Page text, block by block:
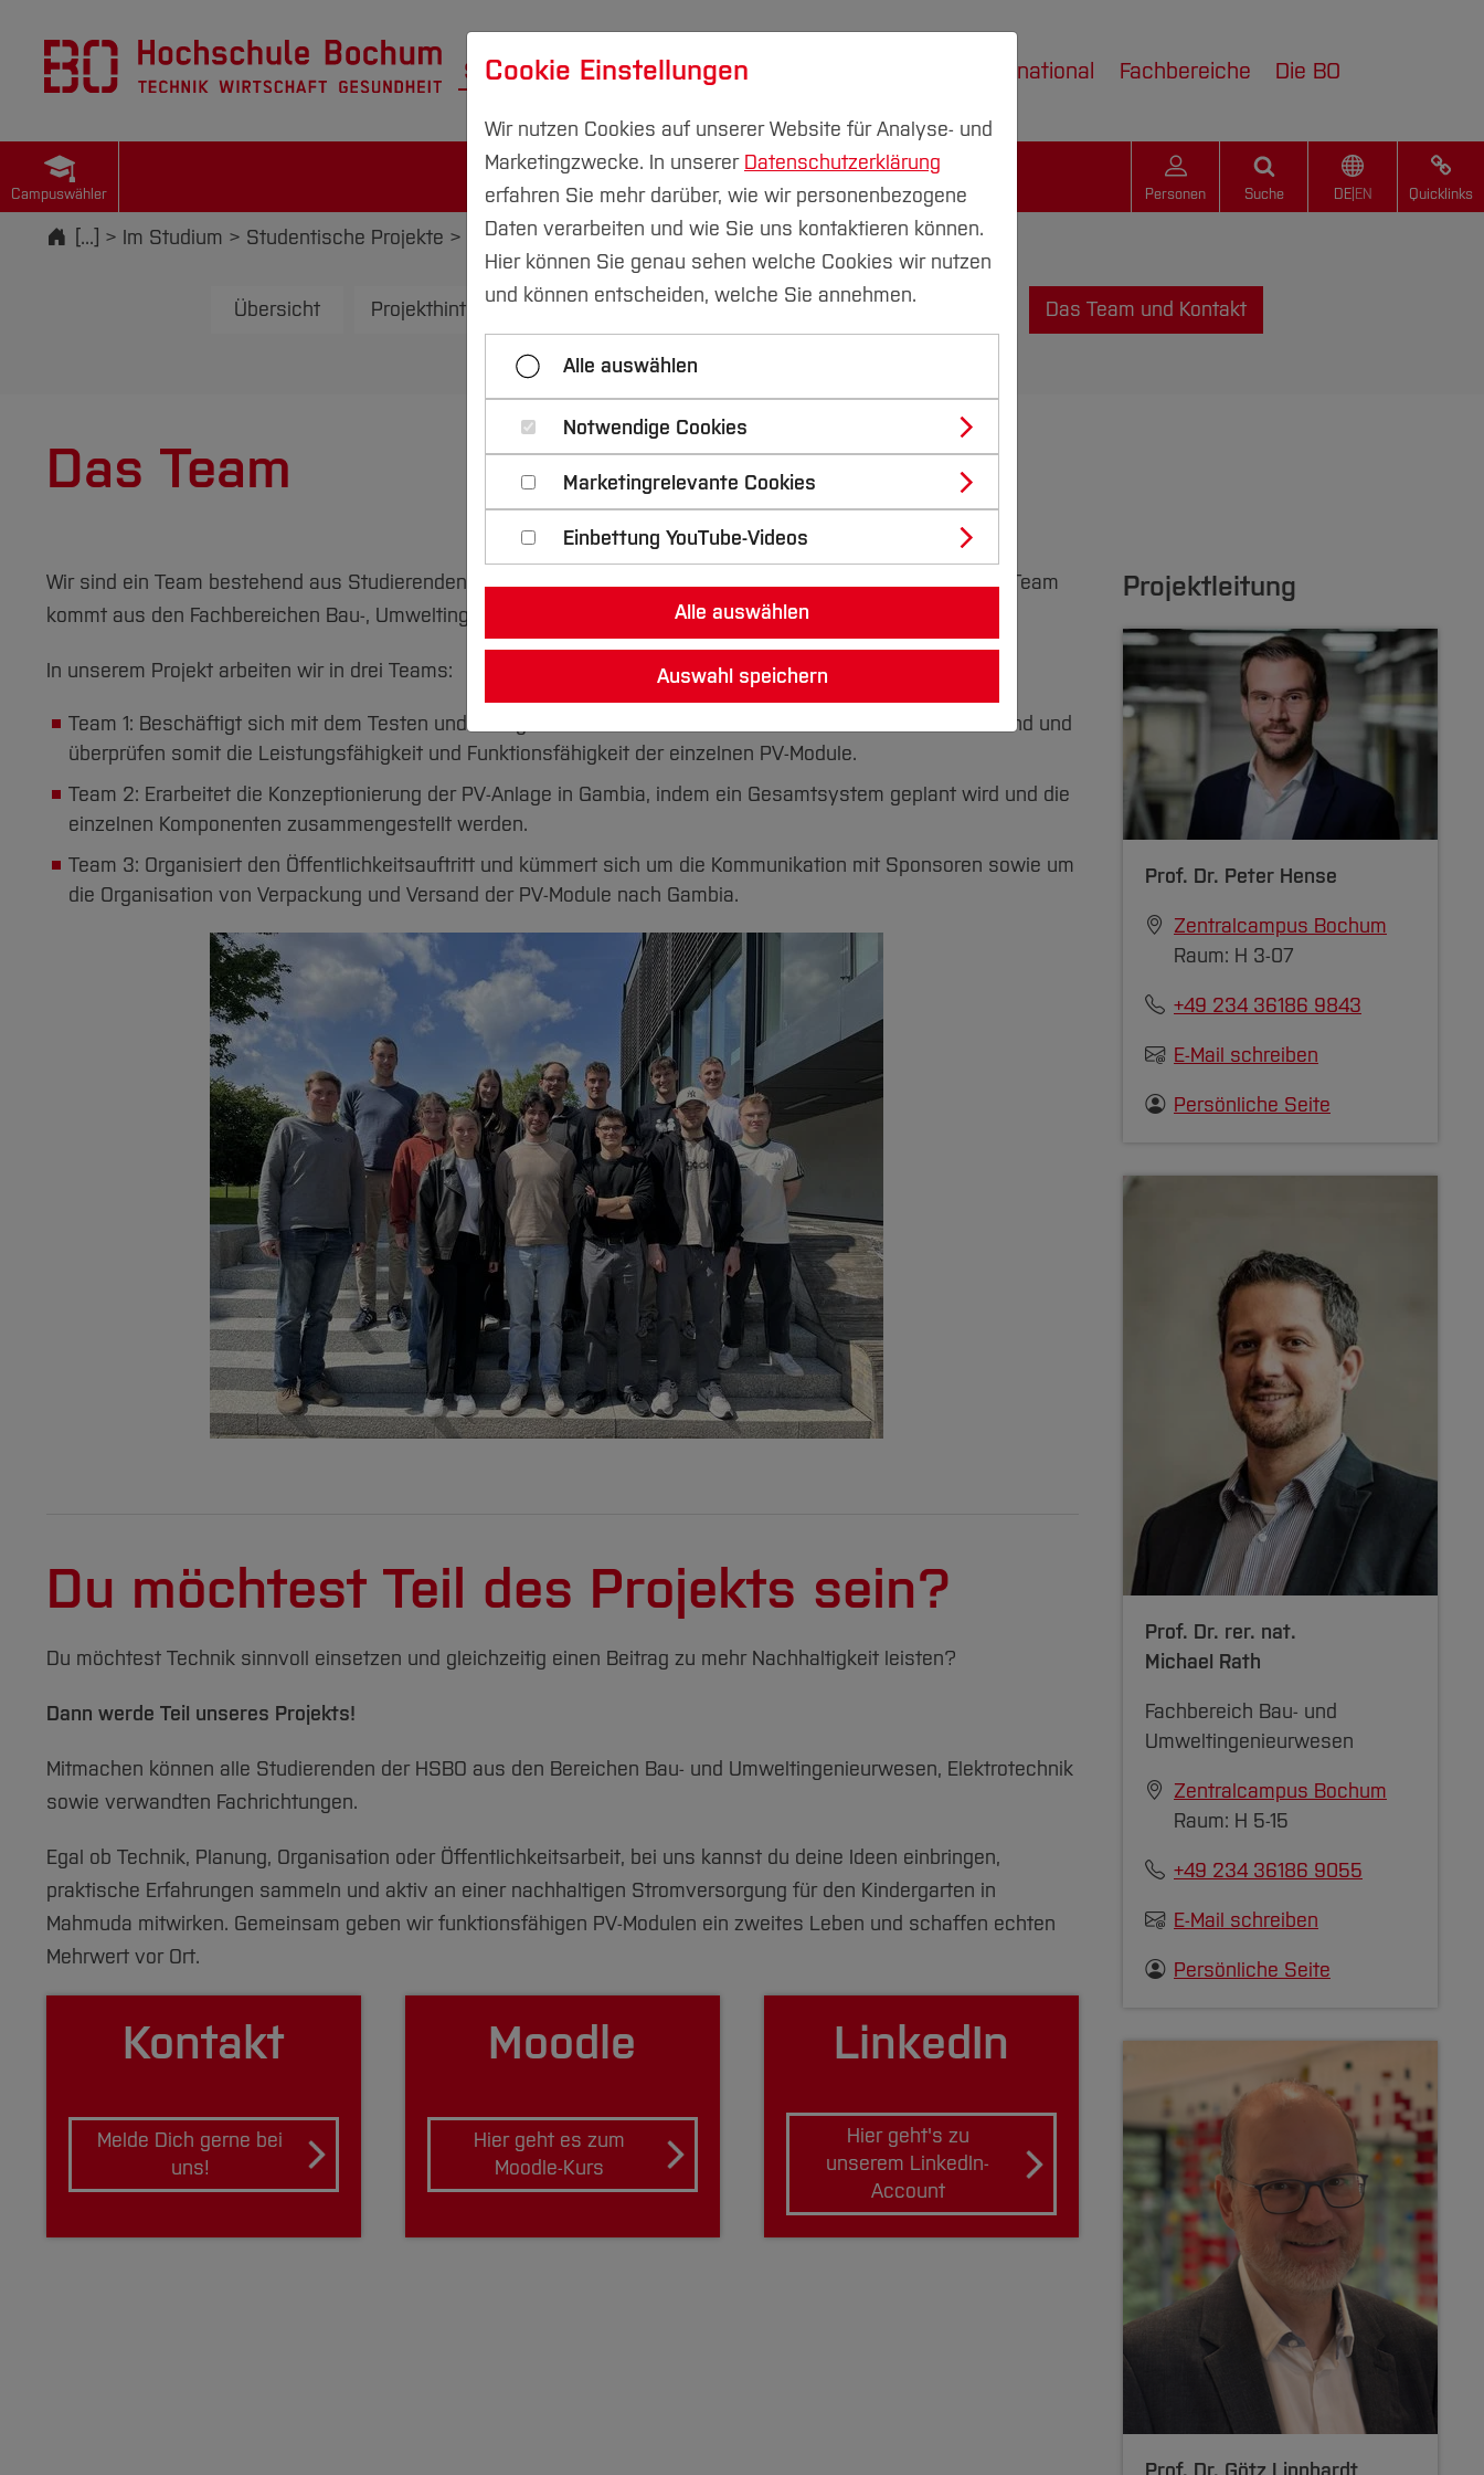
Studium Forschung & Transfer International Fachbereiche Die BO
Campuswähler Personen Suche DE| EN Quicklinks
Startseite
[...] Im Studium Studentische Projekte Photovoltaik in Gambia Das Team und Kontakt
Übersicht Projekthintergrund Unser Partner und Spender Aktueller Stand Das Team und Kontakt
Das Team
Wir sind ein Team bestehend aus Studierenden, wissenschaftlichen Mitarbeitenden und Professoren. Unser Team
kommt aus den Fachbereichen Bau-, Umweltingenieurwesen und Elektrotechnik.
In unserem Projekt arbeiten wir in drei Teams:
Team 1: Beschäftigt sich mit dem Testen und Reinigen der Module. Sie definieren und bauen einen Teststand und
überprüfen somit die Leistungsfähigkeit und Funktionsfähigkeit der einzelnen PV-Module.
Team 2: Erarbeitet die Konzeptionierung der PV-Anlage in Gambia, indem ein Gesamtsystem geplant wird und die
einzelnen Komponenten zusammengestellt werden.
Team 3: Organisiert den Öffentlichkeitsauftritt und kümmert sich um die Kommunikation mit Sponsoren sowie um
die Organisation von Verpackung und Versand der PV-Module nach Gambia.
Du möchtest Teil des Projekts sein?
Du möchtest Technik sinnvoll einsetzen und gleichzeitig einen Beitrag zu mehr Nachhaltigkeit leisten?
Dann werde Teil unseres Projekts!
Mitmachen können alle Studierenden der HSBO aus den Bereichen Bau- und Umweltingenieurwesen, Elektrotechnik
sowie verwandten Fachrichtungen.
Egal ob Technik, Planung, Organisation oder Öffentlichkeitsarbeit, bei uns kannst du deine Ideen einbringen,
praktische Erfahrungen sammeln und aktiv an einer nachhaltigen Stromversorgung für den Kindergarten in
Mahmuda mitwirken. Gemeinsam geben wir funktionsfähigen PV-Modulen ein zweites Leben und schaffen echten
Mehrwert vor Ort.
Kontakt
Melde Dich gerne bei
uns!
Moodle
Hier geht es zum
Moodle-Kurs
LinkedIn
Hier geht's zu
unserem LinkedIn-
Account
Projektleitung
Prof. Dr. Peter Hense
Zentralcampus Bochum
Raum: H 3-07
+49 234 36186 9843
E-Mail schreiben
Persönliche Seite
Prof. Dr. rer. nat.
Michael Rath
Fachbereich Bau- und
Umweltingenieurwesen
Zentralcampus Bochum
Raum: H 5-15
+49 234 36186 9055
E-Mail schreiben
Persönliche Seite
Cookie Einstellungen
Wir nutzen Cookies auf unserer Website für Analyse- und
Marketingzwecke. In unserer Datenschutzerklärung
erfahren Sie mehr darüber, wie wir personenbezogene
Daten verarbeiten und wie Sie uns kontaktieren können.
Hier können Sie genau sehen welche Cookies wir nutzen
und können entscheiden, welche Sie annehmen.
Alle auswählen
Notwendige Cookies
Marketingrelevante Cookies
Einbettung YouTube-Videos
Alle auswählen
Auswahl speichern